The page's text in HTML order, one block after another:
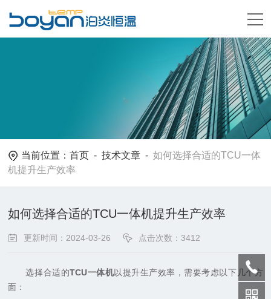
当前位置：首页 -技术文章 -如何选择合适的TCU一体
机提升生产效率
如何选择合适的TCU一体机提升生产效率
更新时间：2024-03-26 点击次数：3412
选择合适的TCU一体机以提升生产效率，需要考虑以下几个方
面：